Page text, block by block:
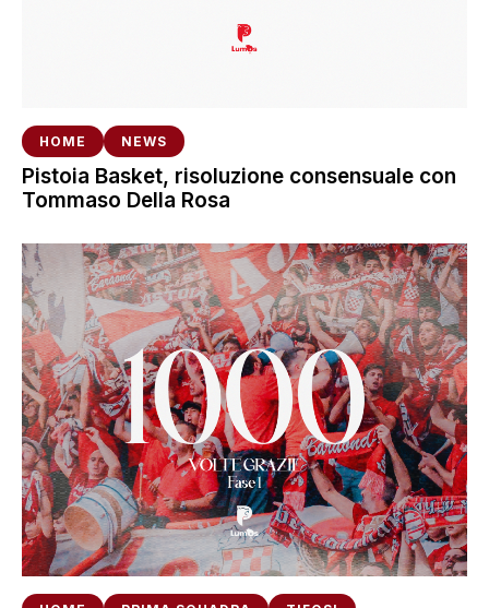
HOME NEWS
Pistoia Basket, risoluzione consensuale con
Tommaso Della Rosa